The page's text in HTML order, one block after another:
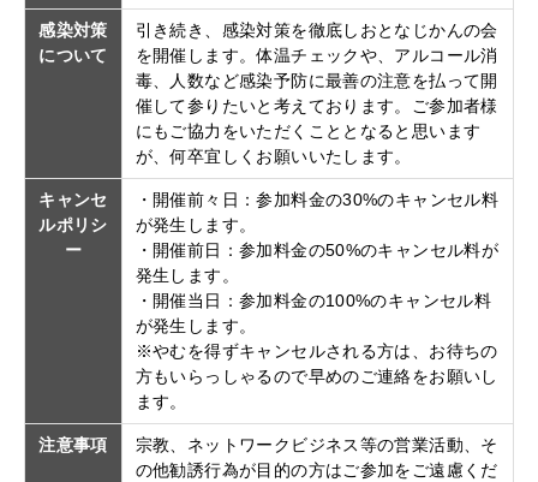
感染対策
について
引き続き、感染対策を徹底しおとなじかんの会
を開催します。体温チェックや、アルコール消
毒、人数など感染予防に最善の注意を払って開
催して参りたいと考えております。ご参加者様
にもご協力をいただくこととなると思います
が、何卒宜しくお願いいたします。
キャンセ
ルポリシ
ー
・開催前々日：参加料金の30%のキャンセル料
が発生します。
・開催前日：参加料金の50%のキャンセル料が
発生します。
・開催当日：参加料金の100%のキャンセル料
が発生します。
※やむを得ずキャンセルされる方は、お待ちの
方もいらっしゃるので早めのご連絡をお願いし
ます。
注意事項
宗教、ネットワークビジネス等の営業活動、そ
の他勧誘行為が目的の方はご参加をご遠慮くだ